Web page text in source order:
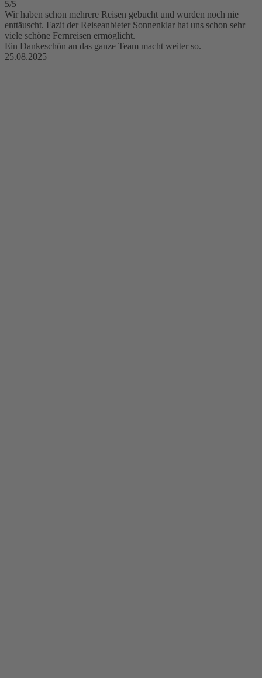
5/5
Wir haben schon mehrere Reisen gebucht und wurden noch nie
enttäuscht. Fazit der Reiseanbieter Sonnenklar hat uns schon sehr
viele schöne Fernreisen ermöglicht.
Ein Dankeschön an das ganze Team macht weiter so.
25.08.2025